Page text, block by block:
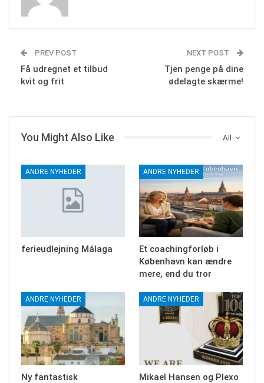
PREV POST
Få udregnet et tilbud
kvit og frit
NEXT POST
Tjen penge på dine
ødelagte skærme!
All
You Might Also Like
ANDRE NYHEDER
ferieudlejning Málaga
ANDRE NYHEDER
Et coachingforløb i
København kan ændre
mere, end du tror
ANDRE NYHEDER
Ny fantastisk
ANDRE NYHEDER
Mikael Hansen og Plexo